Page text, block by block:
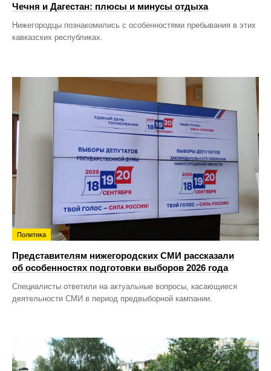
Чечня и Дагестан: плюсы и минусы отдыха
Нижегородцы познакомились с особенностями пребывания в этих
кавказских республиках.
Политика
Представителям нижегородских СМИ рассказали
об особенностях подготовки выборов 2026 года
Специалисты ответили на актуальные вопросы, касающиеся
деятельности СМИ в период предвыборной кампании.